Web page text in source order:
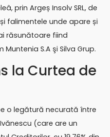
prin Argeș Insolv SRL, de
falimentele unde apare și
răsunătoare fiind
S.A şi Silva Grup.
la Curtea de
o legătură necurată între
(care are un